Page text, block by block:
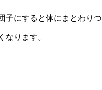
子にすると体にまとわりつ
なります。